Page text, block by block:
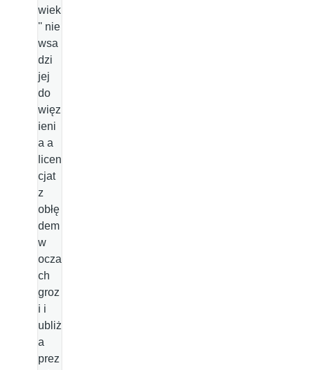
wiek
'' nie
wsa
dzi
jej
do
więz
ieni
a a
licen
cjat
z
obłę
dem
w
ocza
ch
groz
i i
ubliż
a
prez